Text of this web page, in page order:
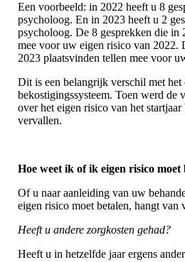
Een voorbeeld: in 2022 heeft u 8
psycholoog. En in 2023 heeft u 2
psycholoog. De 8 gesprekken die in
mee voor uw eigen risico van 2022.
2023 plaatsvinden tellen mee voor
Dit is een belangrijk verschil met het
bekostigingssysteem. Toen werd de
over het eigen risico van het
vervallen.
Hoe weet ik of ik eigen risico moet
Of u naar aanleiding van uw
eigen risico moet betalen, hangt van
Heeft u andere zorgkosten gehad?
Heeft u in hetzelfde jaar ergens